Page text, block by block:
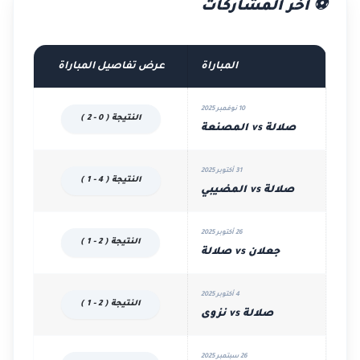
⚽ آخر المشاركات
المباراة عرض تفاصيل المباراة
10 نوفمبر 2025
صلالة vs المصنعة
النتيجة ( 0 - 2 )
31 أكتوبر 2025
صلالة vs المضيبي
النتيجة ( 4 - 1 )
26 أكتوبر 2025
جعلان vs صلالة
النتيجة ( 2 - 1 )
4 أكتوبر 2025
صلالة vs نزوى
النتيجة ( 2 - 1 )
26 سبتمبر 2025